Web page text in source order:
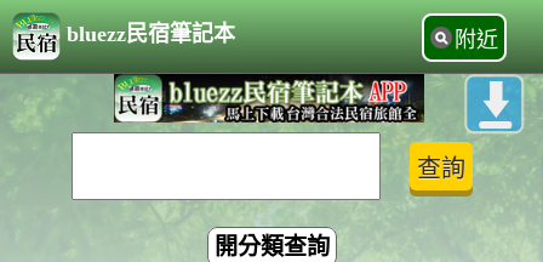
bluezz民宿筆記本 附近
開分類查詢